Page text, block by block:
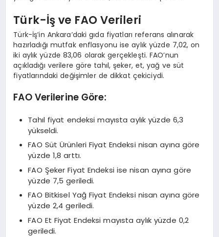
Türk-İş ve FAO Verileri
Türk-İş’in Ankara’daki gıda fiyatları referans alınarak
hazırladığı mutfak enflasyonu ise aylık yüzde 7,02, on
iki aylık yüzde 83,06 olarak gerçekleşti. FAO’nun
açıkladığı verilere göre tahıl, şeker, et, yağ ve süt
fiyatlarındaki değişimler de dikkat çekiciydi.
FAO Verilerine Göre:
Tahıl fiyat endeksi mayısta aylık yüzde 6,3
yükseldi.
FAO Süt Ürünleri Fiyat Endeksi nisan ayına göre
yüzde 1,8 arttı.
FAO Şeker Fiyat Endeksi ise nisan ayına göre
yüzde 7,5 geriledi.
FAO Bitkisel Yağ Fiyat Endeksi nisan ayına göre
yüzde 2,4 geriledi.
FAO Et Fiyat Endeksi mayısta aylık yüzde 0,2
geriledi.